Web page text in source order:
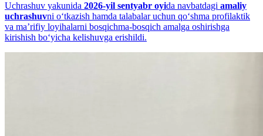
Uchrashuv yakunida 2026-yil sentyabr oyida navbatdagi amaliy
uchrashuvni o‘tkazish hamda talabalar uchun qo‘shma profilaktik
va maʼrifiy loyihalarni bosqichma-bosqich amalga oshirishga
kirishish bo‘yicha kelishuvga erishildi.